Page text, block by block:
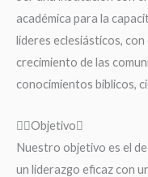
académica para la
líderes eclesiásticos,
crecimiento de las
conocimientos bíblicos,
Objetivo
Nuestro objetivo es el
un liderazgo eficaz con